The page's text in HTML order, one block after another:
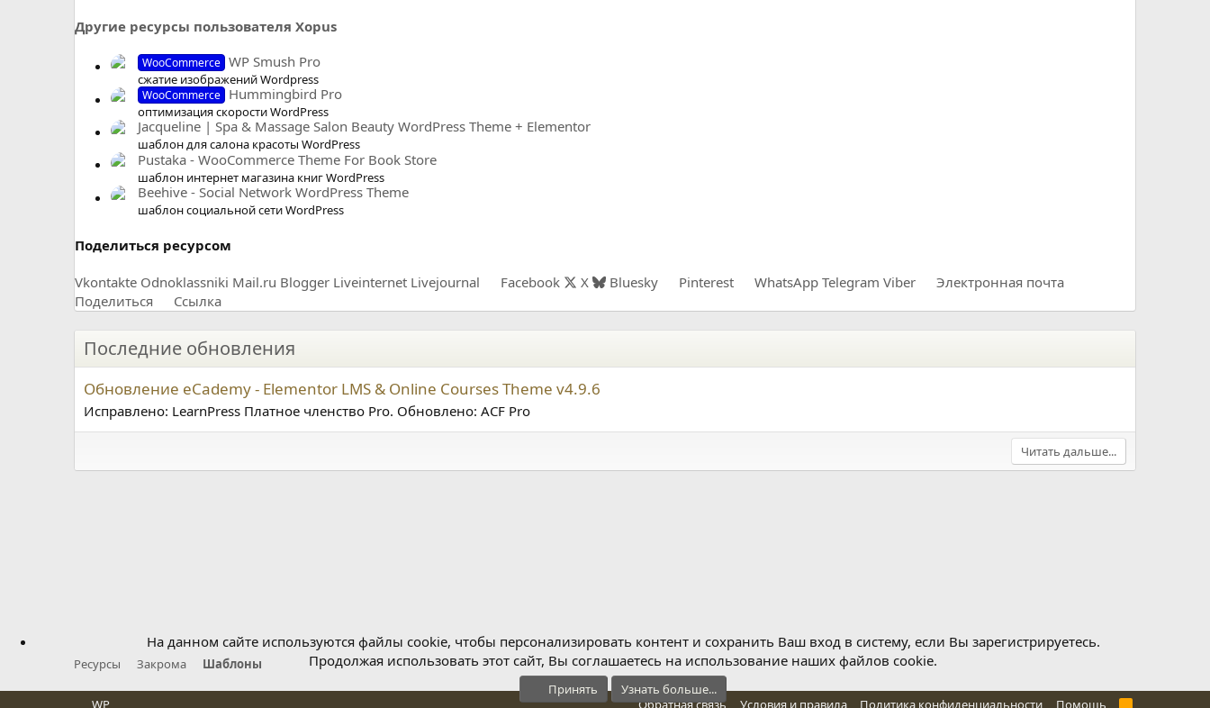
0
Другие ресурсы пользователя Xopus
WooCommerce WP Smush Pro
сжатие изображений Wordpress
WooCommerce Hummingbird Pro
оптимизация скорости WordPress
Jacqueline | Spa & Massage Salon Beauty WordPress Theme + Elementor
шаблон для салона красоты WordPress
Pustaka - WooCommerce Theme For Book Store
шаблон интернет магазина книг WordPress
Beehive - Social Network WordPress Theme
шаблон социальной сети WordPress
Поделиться ресурсом
Vkontakte Odnoklassniki Mail.ru Blogger Liveinternet Livejournal Facebook X Bluesky Pinterest WhatsApp Telegram Viber
Электронная почта
Поделиться
Ссылка
Последние обновления
Обновление eCademy - Elementor LMS & Online Courses Theme v4.9.6
Исправлено: LearnPress Платное членство Pro. Обновлено: ACF Pro
Читать дальше...
Ресурсы Закрома Шаблоны
WP Обратная связь Условия и правила Политика конфиденциальности Помощь R
На данном сайте используются файлы cookie, чтобы персонализировать контент и сохранить Ваш вход в систему, если Вы зарегистрируетесь.
Продолжая использовать этот сайт, Вы соглашаетесь на использование наших файлов cookie.
Принять Узнать больше...